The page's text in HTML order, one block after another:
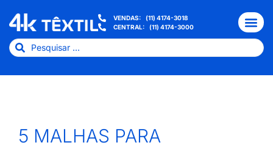
VENDAS:
(11) 4174-3018
CENTRAL:
(11) 4174-3000
5 MALHAS PARA